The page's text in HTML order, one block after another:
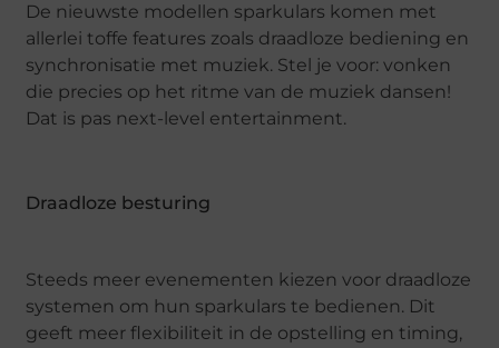
De nieuwste modellen sparkulars komen met
allerlei toffe features zoals draadloze bediening en
synchronisatie met muziek. Stel je voor: vonken
die precies op het ritme van de muziek dansen!
Dat is pas next-level entertainment.
Draadloze besturing
Steeds meer evenementen kiezen voor draadloze
systemen om hun sparkulars te bedienen. Dit
geeft meer flexibiliteit in de opstelling en timing,